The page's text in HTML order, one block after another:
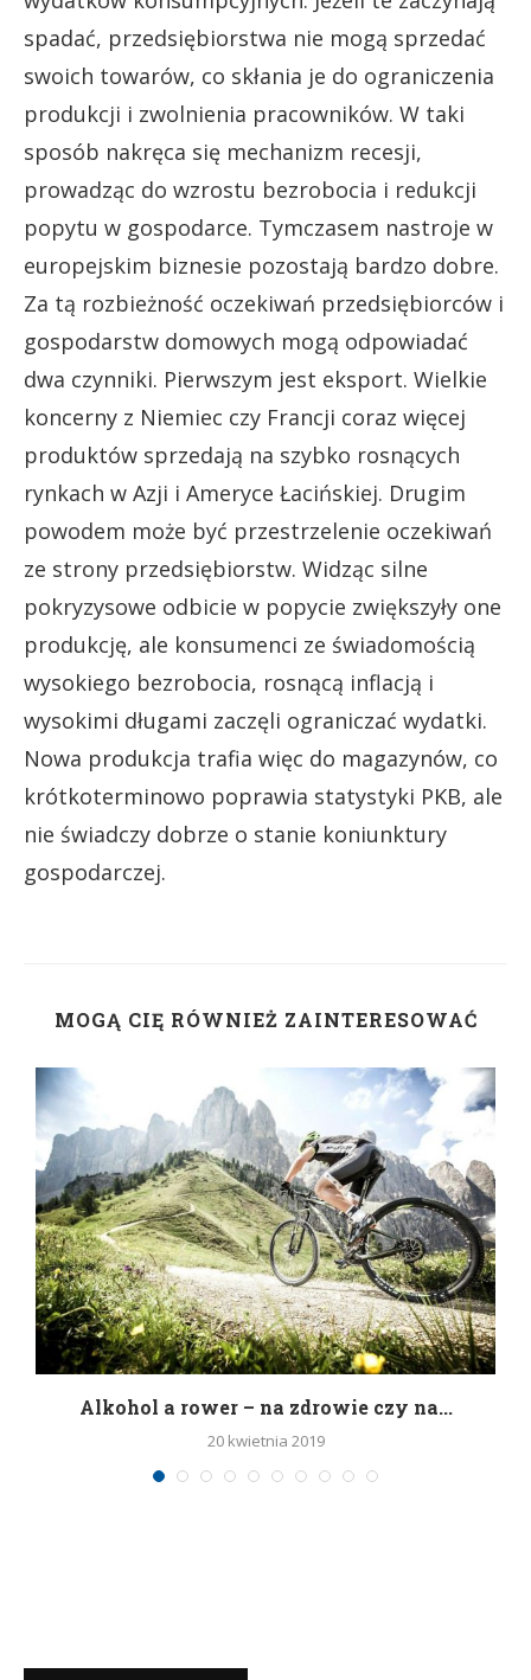
spadać, przedsiębiorstwa nie mogą sprzedać
swoich towarów, co skłania je do ograniczenia
produkcji i zwolnienia pracowników. W taki
sposób nakręca się mechanizm recesji,
prowadząc do wzrostu bezrobocia i redukcji
popytu w gospodarce. Tymczasem nastroje w
europejskim biznesie pozostają bardzo dobre.
Za tą rozbieżność oczekiwań przedsiębiorców i
gospodarstw domowych mogą odpowiadać
dwa czynniki. Pierwszym jest eksport. Wielkie
koncerny z Niemiec czy Francji coraz więcej
produktów sprzedają na szybko rosnących
rynkach w Azji i Ameryce Łacińskiej. Drugim
powodem może być przestrzelenie oczekiwań
ze strony przedsiębiorstw. Widząc silne
pokryzysowe odbicie w popycie zwiększyły one
produkcję, ale konsumenci ze świadomością
wysokiego bezrobocia, rosnącą inflacją i
wysokimi długami zaczęli ograniczać wydatki.
Nowa produkcja trafia więc do magazynów, co
krótkoterminowo poprawia statystyki PKB, ale
nie świadczy dobrze o stanie koniunktury
gospodarczej.
MOGĄ CIĘ RÓWNIEŻ ZAINTERESOWAĆ
Alkohol a rower – na zdrowie czy na...
20 kwietnia 2019